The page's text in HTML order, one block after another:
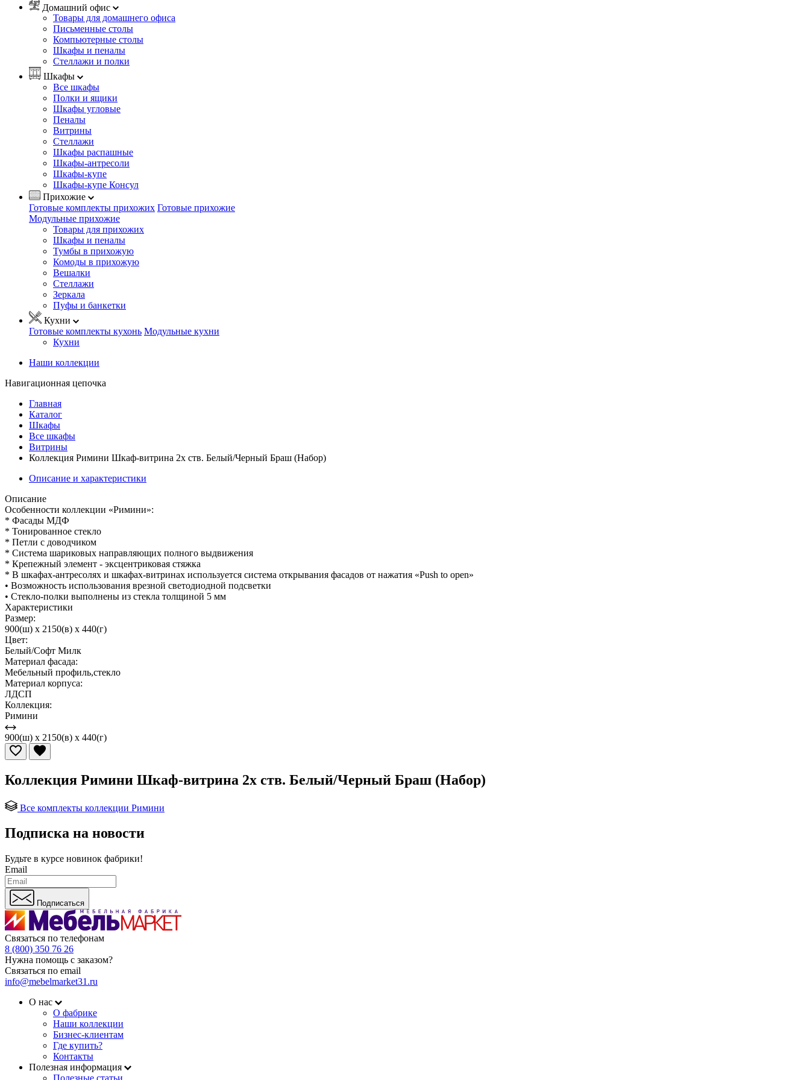
Домашний офис
Товары для домашнего офиса
Письменные столы
Компьютерные столы
Шкафы и пеналы
Стеллажи и полки
Шкафы
Все шкафы
Полки и ящики
Шкафы угловые
Пеналы
Витрины
Стеллажи
Шкафы распашные
Шкафы-антресоли
Шкафы-купе
Шкафы-купе Консул
Прихожие
Готовые комплекты прихожих Готовые прихожие
Модульные прихожие
Товары для прихожих
Шкафы и пеналы
Тумбы в прихожую
Комоды в прихожую
Вешалки
Стеллажи
Зеркала
Пуфы и банкетки
Кухни
Готовые комплекты кухонь Модульные кухни
Кухни
Наши коллекции
Навигационная цепочка
Главная
Каталог
Шкафы
Все шкафы
Витрины
Коллекция Римини Шкаф-витрина 2х ств. Белый/Черный Браш (Набор)
Описание и характеристики
Описание
Особенности коллекции «Римини»:
* Фасады МДФ
* Тонированное стекло
* Петли с доводчиком
* Система шариковых направляющих полного выдвижения
* Крепежный элемент - эксцентриковая стяжка
* В шкафах-антресолях и шкафах-витринах используется система открывания фасадов от нажатия «Push to open»
• Возможность использования врезной светодиодной подсветки
• Стекло-полки выполнены из стекла толщиной 5 мм
Характеристики
Размер:
900(ш) x 2150(в) x 440(г)
Цвет:
Белый/Софт Милк
Материал фасада:
Мебельный профиль,стекло
Материал корпуса:
ЛДСП
Коллекция:
Римини
900(ш) x 2150(в) x 440(г)
Коллекция Римини Шкаф-витрина 2х ств. Белый/Черный Браш (Набор)
Все комплекты коллекции Римини
Подписка на новости
Будьте в курсе новинок фабрики!
Email
Подписаться
Связаться по телефонам
8 (800) 350 76 26
Нужна помощь с заказом?
Связаться по email
info@mebelmarket31.ru
О нас
О фабрике
Наши коллекции
Бизнес-клиентам
Где купить?
Контакты
Полезная информация